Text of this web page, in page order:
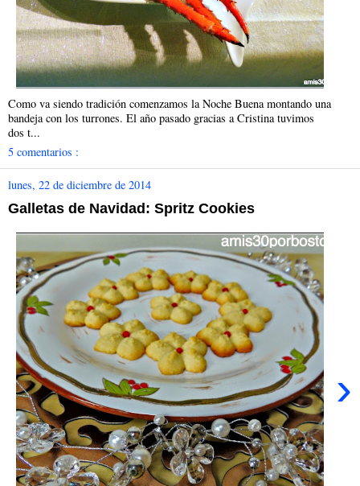
Como va siendo tradición comenzamos la Noche Buena montando una
bandeja con los turrones. El año pasado gracias a Cristina tuvimos
dos t...
5 comentarios :
lunes, 22 de diciembre de 2014
Galletas de Navidad: Spritz Cookies
›